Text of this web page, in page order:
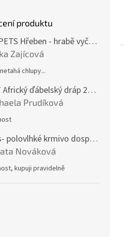
produktu
BUBU PETS Hřeben - hrabě vyčesávací dvouřadé modré 11x15cm
produktu je 1 z 5 hvězdiček.
Zajícová
chlupy...
BARFIT Africký ďábelský dráp 250g
produktu je 5 z 5 hvězdiček.
Prudíková
Delicias- polovlhké krmivo dospělý pes 3Kg
produktu je 5 z 5 hvězdiček.
Nováková
kupuji pravidelně